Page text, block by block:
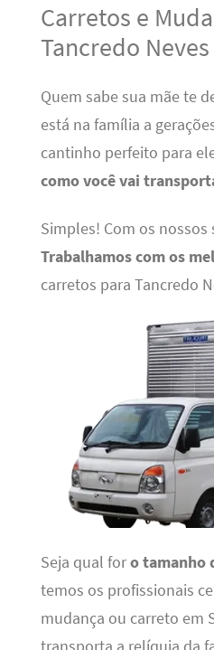
Carretos e
Tancredo Neves
Quem sabe sua mãe te
está na família a
cantinho perfeito para
como você vai
Simples! Com os nossos
Trabalhamos com os
carretos para Tancredo
Seja qual foro tamanho
temos os profissionais
mudança ou carreto em